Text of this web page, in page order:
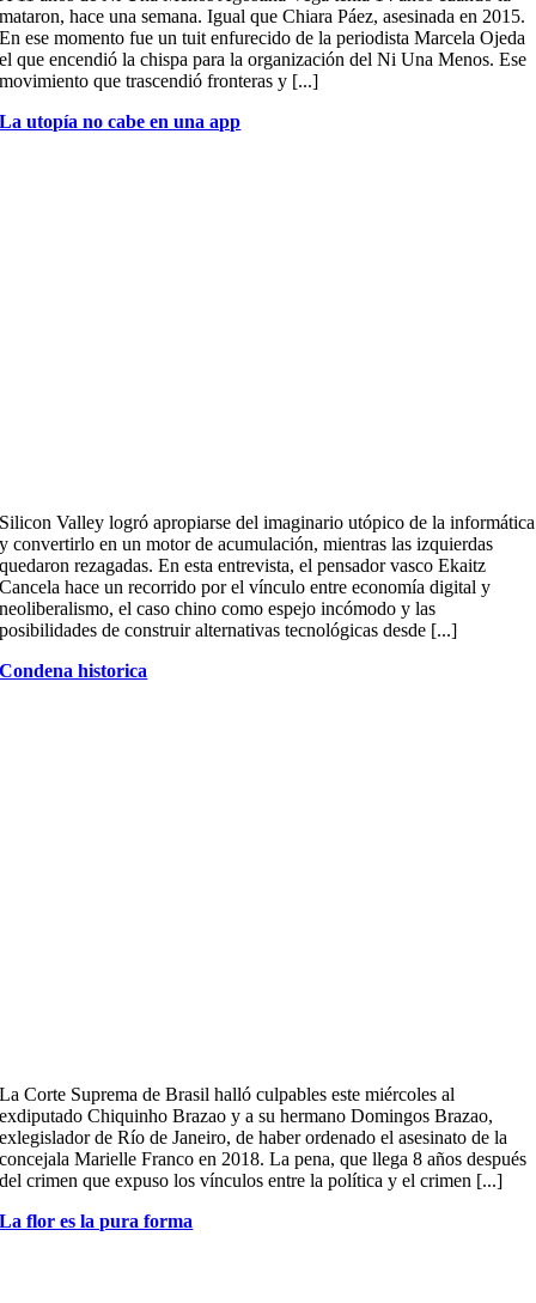
mataron, hace una semana. Igual que Chiara Páez, asesinada en 2015.
En ese momento fue un tuit enfurecido de la periodista Marcela Ojeda
el que encendió la chispa para la organización del Ni Una Menos. Ese
movimiento que trascendió fronteras y [...]
La utopía no cabe en una app
Silicon Valley logró apropiarse del imaginario utópico de la informática
y convertirlo en un motor de acumulación, mientras las izquierdas
quedaron rezagadas. En esta entrevista, el pensador vasco Ekaitz
Cancela hace un recorrido por el vínculo entre economía digital y
neoliberalismo, el caso chino como espejo incómodo y las
posibilidades de construir alternativas tecnológicas desde [...]
Condena historica
La Corte Suprema de Brasil halló culpables este miércoles al
exdiputado Chiquinho Brazao y a su hermano Domingos Brazao,
exlegislador de Río de Janeiro, de haber ordenado el asesinato de la
concejala Marielle Franco en 2018. La pena, que llega 8 años después
del crimen que expuso los vínculos entre la política y el crimen [...]
La flor es la pura forma